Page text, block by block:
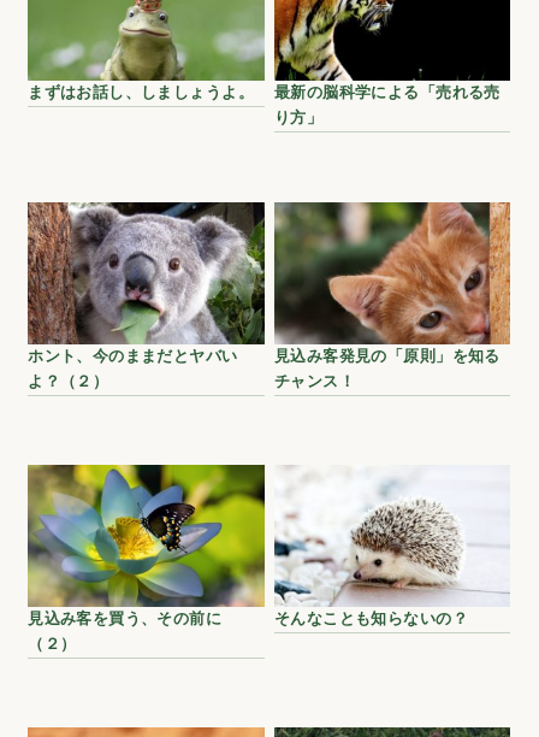
まずはお話し、しましょうよ。
最新の脳科学による「売れる売
り方」
ホント、今のままだとヤバい
よ？（２）
見込み客発見の「原則」を知る
チャンス！
見込み客を買う、その前に
（２）
そんなことも知らないの？